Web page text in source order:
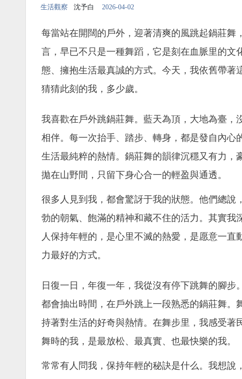
生活觀察 沈予白 2026-04-02
每當站在開闊的戶外，迎著清爽的風跳起鍋莊
言，早已不只是一種舞蹈，它是刻在血脈里的
態、擁抱生活最真誠的方式。今天，我依舊帶
猜猜此刻的我，多少歲。
我喜歡在戶外跳鍋莊舞。藍天為頂，大地為臺
相伴。每一次抬手、踏步、轉身，都是發自內
生活最純粹的熱情。鍋莊舞的韻律沉穩又有力
拋在山野間，只留下身心合一的輕盈與通透。
很多人見到我，都會驚訝于我的狀態。他們總
勃的朝氣、飽滿的精神和藏不住的活力。其實
人保持年輕的，是心里不滅的熱愛，是愿意一
力最好的方式。
日復一日，年復一年，我從沒有停下跳舞的腳
都會抽出時間，在戶外跳上一段熟悉的鍋莊舞
持著對生活的好奇與熱情。在舞步里，我感受
舞時的我，是最放松、最真實、也最快樂的我。
常常有人問我，保持年輕的秘訣是什么。我想